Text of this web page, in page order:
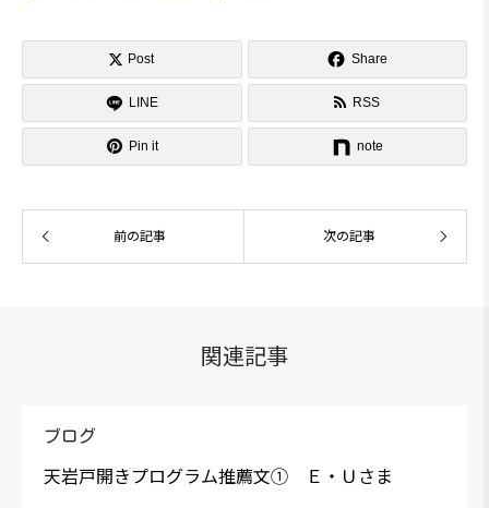
 Post  Share
LINE  RSS
 Pin it note
前の記事 次の記事
関連記事
ブログ
天岩戸開きプログラム推薦文① Ｅ・Ｕさま